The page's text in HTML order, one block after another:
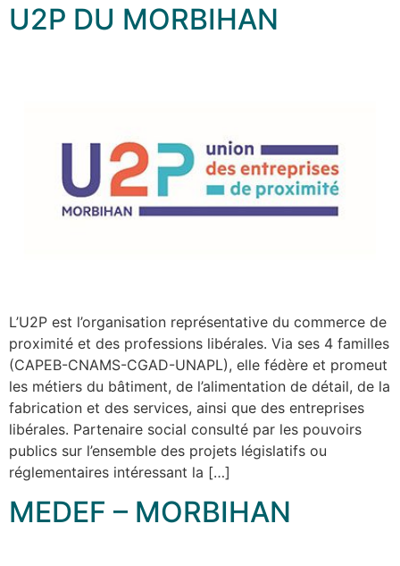
U2P DU MORBIHAN
L’U2P est l’organisation représentative du commerce de
proximité et des professions libérales. Via ses 4 familles
(CAPEB-CNAMS-CGAD-UNAPL), elle fédère et promeut
les métiers du bâtiment, de l’alimentation de détail, de la
fabrication et des services, ainsi que des entreprises
libérales. Partenaire social consulté par les pouvoirs
publics sur l’ensemble des projets législatifs ou
réglementaires intéressant la […]
MEDEF – MORBIHAN